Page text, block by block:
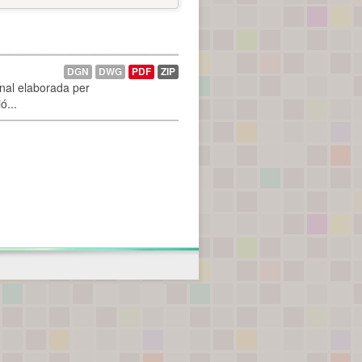
elaborada per
DGN DWG PDF ZIP